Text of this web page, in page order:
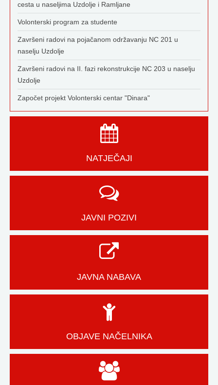
cesta u naseljima Uzdolje i Ramljane
Volonterski program za studente
Završeni radovi na pojačanom održavanju NC 201 u
naselju Uzdolje
Završeni radovi na II. fazi rekonstrukcije NC 203 u naselju
Uzdolje
Započet projekt Volonterski centar "Dinara"
NATJEČAJI
JAVNI POZIVI
JAVNA NABAVA
OBJAVE NAČELNIKA